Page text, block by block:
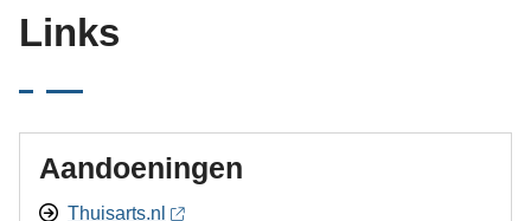
Links
Aandoeningen
Thuisarts.nl